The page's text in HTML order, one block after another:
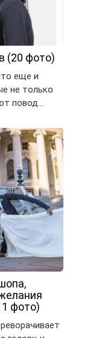
(20 фото)
еще и
не только
повод…
фото)